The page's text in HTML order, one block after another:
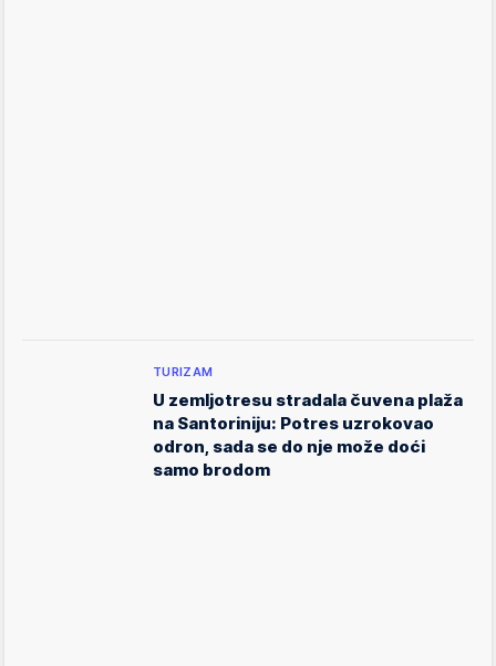
TURIZAM
U zemljotresu stradala čuvena plaža
na Santoriniju: Potres uzrokovao
odron, sada se do nje može doći
samo brodom